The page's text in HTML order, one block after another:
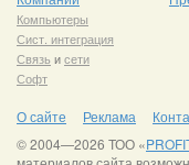
Компьютеры
Сист. интеграция
Связь исети
Софт
О сайте Реклама
© 2004—2026 ТОО «